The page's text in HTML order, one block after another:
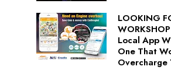
LOOKING
Local App
One That
Overcharge